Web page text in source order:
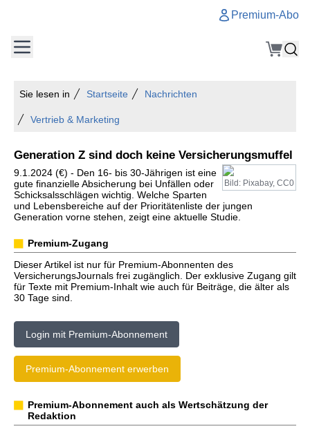
Premium-Abo
Sie lesen in Startseite Nachrichten
Vertrieb & Marketing
Generation Z sind doch keine Versicherungsmuffel
Bild: Pixabay, CC0
9.1.2024 (€) - Den 16- bis 30-Jährigen ist eine
gute finanzielle Absicherung bei Unfällen oder
Schicksalsschlägen wichtig. Welche Sparten
und Lebensbereiche auf der Prioritätenliste der jungen
Generation vorne stehen, zeigt eine aktuelle Studie.
Premium-Zugang
Dieser Artikel ist nur für Premium-Abonnenten des
VersicherungsJournals frei zugänglich. Der exklusive Zugang gilt
für Texte mit Premium-Inhalt wie auch für Beiträge, die älter als
30 Tage sind.
Login mit Premium-Abonnement
Premium-Abonnement erwerben
Premium-Abonnement auch als Wertschätzung der
Redaktion